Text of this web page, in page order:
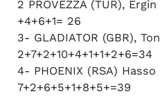
2 PROVEZZA (TUR),
+4+6+1= 26
3- GLADIATOR (GBR),
2+7+2+10+4+1+1+2+6=34
4- PHOENIX (RSA)
7+2+6+5+1+8+5+=39